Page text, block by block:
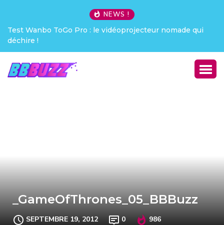
NEWS !
Test Wanbo ToGo Pro : le vidéoprojecteur nomade qui
déchire !
_GameOfThrones_05_BBBuzz
SEPTEMBRE 19, 2012 0 986